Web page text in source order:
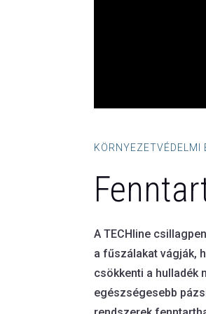
KÖRNYEZETVÉDELMI
A TECHline
a fűszálakat vágják,
csökkenti a hulladék
egészségesebb